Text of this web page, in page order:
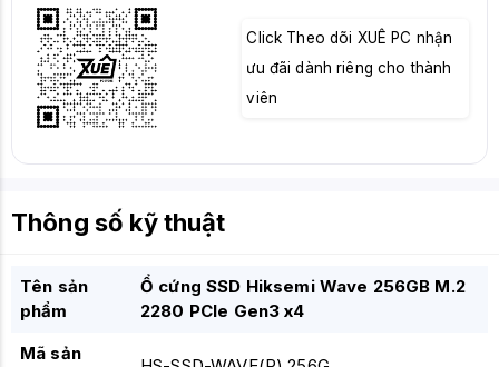
Click Theo dõi XUÊ PC nhận
ưu đãi dành riêng cho thành
viên
Thông số kỹ thuật
Tên sản
phẩm
Ổ cứng SSD Hiksemi Wave 256GB M.2
2280 PCIe Gen3 x4
Mã sản